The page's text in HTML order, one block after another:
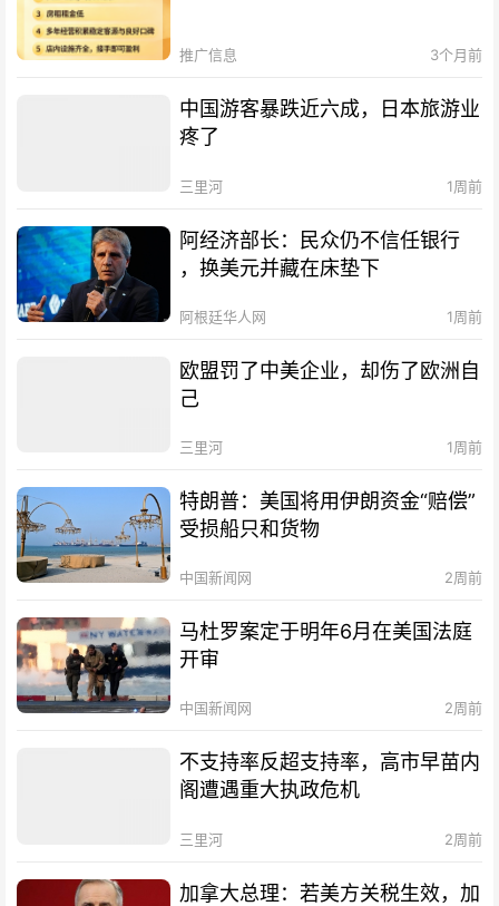
推广信息 3个月前
中国游客暴跌近六成，日本旅游业
疼了
三里河 1周前
阿经济部长：民众仍不信任银行
，换美元并藏在床垫下
阿根廷华人网 1周前
欧盟罚了中美企业，却伤了欧洲自
己
三里河 1周前
特朗普：美国将用伊朗资金“赔偿”
受损船只和货物
中国新闻网 2周前
马杜罗案定于明年6月在美国法庭
开审
中国新闻网 2周前
不支持率反超支持率，高市早苗内
阁遭遇重大执政危机
三里河 2周前
加拿大总理：若美方关税生效，加